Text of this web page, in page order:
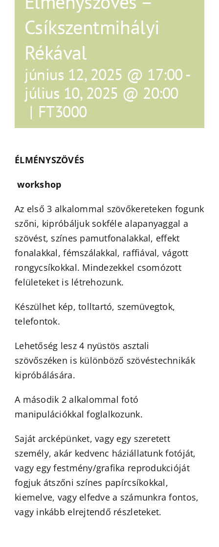
Csíkszentmihályi
Rékával
június 12, 2025 @ 17:00-
július 10, 2025 @ 20:00
| FT3000
ÉLMÉNYSZÖVÉS
workshop
Az első 3 alkalommal szövőkereteken fogunk
szőni, kipróbáljuk sokféle alapanyaggal a
szövést, színes pamutfonalakkal, effekt
fonalakkal, fémszálakkal, raffiával, vágott
rongycsíkokkal. Mindezekkel csomózott
felületeket is létrehozunk.
Készülhet kép, tolltartó, szemüvegtok,
telefontok.
Lehetőség lesz 4 nyüstös asztali
szövőszéken is különböző szövéstechnikák
kipróbálására.
A második 2 alkalommal fotó
manipulációkkal foglalkozunk.
Saját arcképünket, vagy egy szeretett
személy, akár kedvenc háziállatunk fotóját,
vagy egy festmény/grafika reprodukcióját
fogjuk átszőni színes papírcsíkokkal,
kiemelve, vagy elfedve a számunkra fontos,
vagy inkább elrejtendő részleteket.